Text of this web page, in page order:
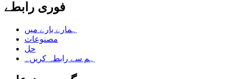
فوری رابطے
ہمارے بارے میں
مصنوعات
حل
ہم سے رابطہ کریں۔